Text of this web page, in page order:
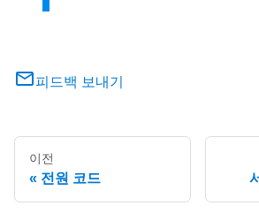
피드백 보내기
이전
전원 코드